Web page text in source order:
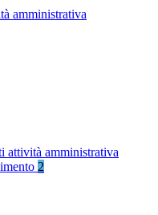
amministrativa
attività amministrativa
2